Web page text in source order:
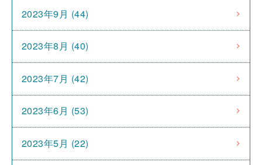
2023年9月 (44)
2023年8月 (40)
2023年7月 (42)
2023年6月 (53)
2023年5月 (22)